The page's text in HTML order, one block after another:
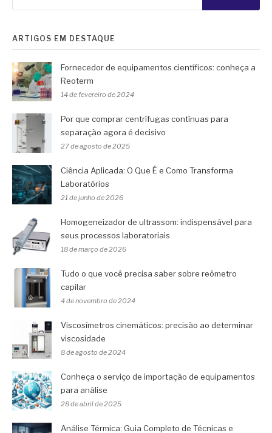
ARTIGOS EM DESTAQUE
Fornecedor de equipamentos científicos: conheça a
Reoterm
14 de fevereiro de 2024
Por que comprar centrífugas contínuas para
separação agora é decisivo
27 de agosto de 2025
Ciência Aplicada: O Que É e Como Transforma
Laboratórios
21 de junho de 2026
Homogeneizador de ultrassom: indispensável para
seus processos laboratoriais
18 de março de 2026
Tudo o que você precisa saber sobre reômetro
capilar
4 de novembro de 2024
Viscosímetros cinemáticos: precisão ao determinar
viscosidade
8 de agosto de 2024
Conheça o serviço de importação de equipamentos
para análise
28 de abril de 2025
Análise Térmica: Guia Completo de Técnicas e